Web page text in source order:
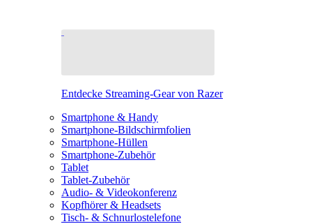
Entdecke Streaming-Gear von Razer
Smartphone & Handy
Smartphone-Bildschirmfolien
Smartphone-Hüllen
Smartphone-Zubehör
Tablet
Tablet-Zubehör
Audio- & Videokonferenz
Kopfhörer & Headsets
Tisch- & Schnurlostelefone